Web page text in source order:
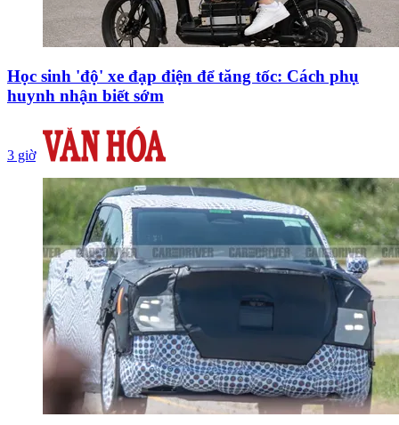
Học sinh 'độ' xe đạp điện để tăng tốc: Cách phụ
huynh nhận biết sớm
3 giờ